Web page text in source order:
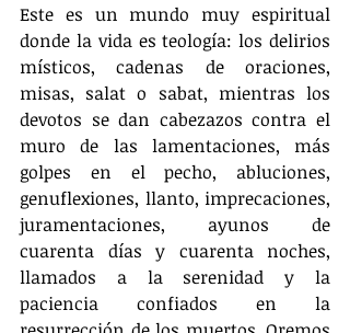
Este es un mundo muy espiritual
donde la vida es teología: los delirios
místicos, cadenas de oraciones,
misas, salat o sabat, mientras los
devotos se dan cabezazos contra el
muro de las lamentaciones, más
golpes en el pecho, abluciones,
genuflexiones, llanto, imprecaciones,
juramentaciones, ayunos de
cuarenta días y cuarenta noches,
llamados a la serenidad y la
paciencia confiados en la